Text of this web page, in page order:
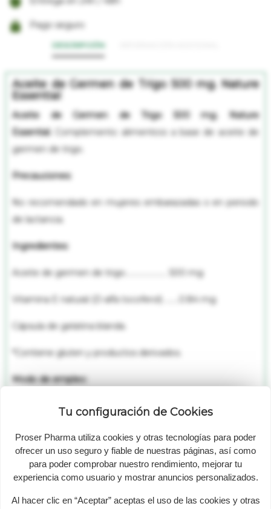
Pago seguro
DESCRIPCIÓN
Aceite de Germen de Trigo 500 mg. Nature
Essential
Aceite de Germen de Trigo 500 mg. Nature
Essential.
Complemento alimenticio a base de aceite de
germen de trigo.
Precauciones:
No recomendado en mujeres embarazadas o en periodo
de lactancia.
Ingredientes:
Aceite de germen de trigo....................... 500 mg
Vitamina E natural (D-alfa tocoferol) ........0.84 mg
Cápsula de gelatina blanda.
*Contiene gluten y productos derivados.
Modo de empleo:
Tomar 3 perlas al día en la comida.
Este producto es un complemento alimenticio. Mantener
fuera del alcance de los niños más pequeños. No superar
la dosis diaria expresamente recomendada. Almacenar en
un lugar fresco y seco. Los complementos alimenticios no
son sustitutos de una dieta equilibrada. Se recomienda
Tu configuración de Cookies
Proser Pharma utiliza cookies y otras tecnologías para poder
ofrecer un uso seguro y fiable de nuestras páginas, así como
para poder comprobar nuestro rendimiento, mejorar tu
experiencia como usuario y mostrar anuncios personalizados.
Al hacer clic en “Aceptar” aceptas el uso de las cookies y otras